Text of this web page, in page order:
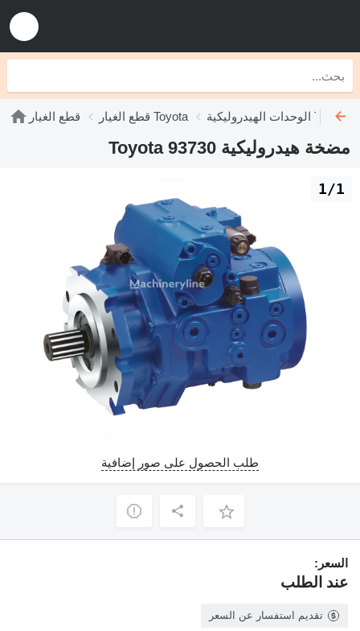
قطع الغيار قطع الغيار Toyota الوحدات الهيدروليكية Toyota
مضخة هيدروليكية Toyota 93730
1/1
طلب الحصول على صور إضافية
السعر:
عند الطلب
تقديم استفسار عن السعر